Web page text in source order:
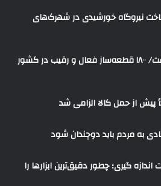
نیروگاه خورشیدی در شهرک‌های
بازار قطعه‌سازی رقابتی است/ ۱۸۰۰ قطعه‌ساز فعال و رقیب در کشور
پیش از حمل کالا الزامی شد
به مردم باید دوچندان شود
گیری؛ چطور دقیق‌ترین ابزارها را